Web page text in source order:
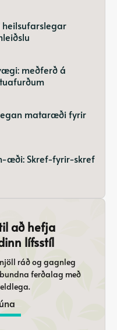
meðferð á
mataræði fyrir
æði: Skref-fyrir-skref
að hefja
lífsstíl
ráð og gagnleg
ferðalag með